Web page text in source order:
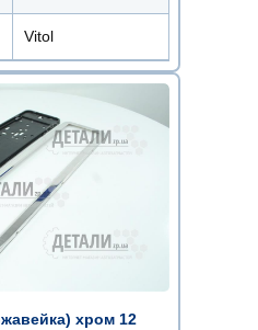
Vitol
хром 12